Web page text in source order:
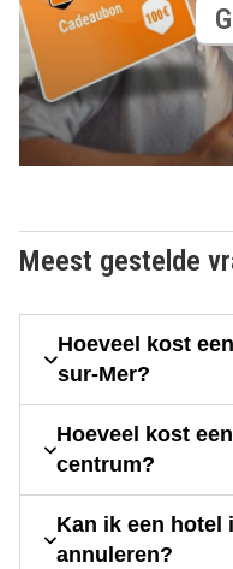
Meest gestelde
Hoeveel kost
sur-Mer?
Hoeveel kost
centrum?
Kan ik een hotel
annuleren?